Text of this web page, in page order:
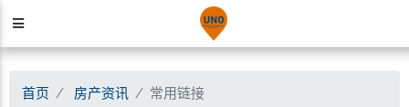
首页 房产资讯 常用链接